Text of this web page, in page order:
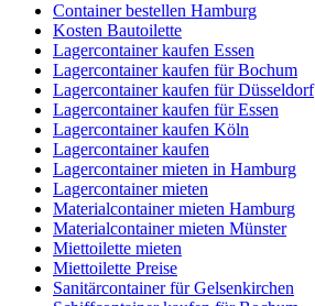
Container bestellen Hamburg
Kosten Bautoilette
Lagercontainer kaufen Essen
Lagercontainer kaufen für Bochum
Lagercontainer kaufen für Düsseldorf
Lagercontainer kaufen für Essen
Lagercontainer kaufen Köln
Lagercontainer kaufen
Lagercontainer mieten in Hamburg
Lagercontainer mieten
Materialcontainer mieten Hamburg
Materialcontainer mieten Münster
Miettoilette mieten
Miettoilette Preise
Sanitärcontainer für Gelsenkirchen